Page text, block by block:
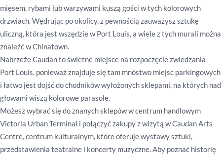
mięsem, rybami lub warzywami kuszą gości w tych kolorowych
drzwiach. Wędrując po okolicy, z pewnością zauważysz sztukę
uliczną, która jest wszędzie w Port Louis, a wiele z tych murali można
znaleźć w Chinatown.
Nabrzeże Caudan to świetne miejsce na rozpoczęcie zwiedzania
Port Louis, ponieważ znajduje się tam mnóstwo miejsc parkingowych
i łatwo jest dojść do chodników wyłożonych sklepami, na których nad
głowami wiszą kolorowe parasole.
Możesz wybrać się do znanych sklepów w centrum handlowym
Victoria Urban Terminal i połączyć zakupy z wizytą w Caudan Arts
Centre, centrum kulturalnym, które oferuje wystawy sztuki,
przedstawienia teatralne i koncerty muzyczne. Aby poznać historię